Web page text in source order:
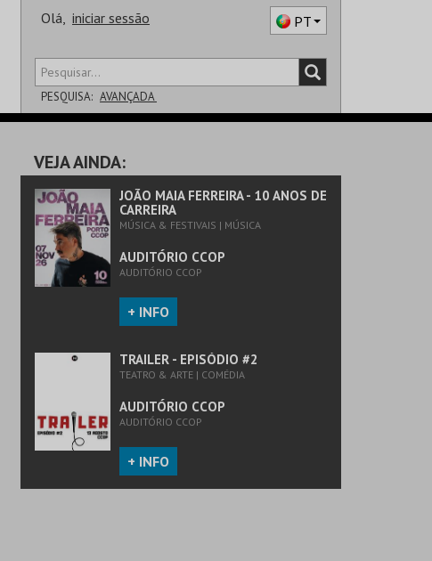
Olá, iniciar sessão PT
PESQUISA: AVANÇADA
SALA
VEJA AINDA:
JOÃO MAIA FERREIRA - 10 ANOS DE
CARREIRA
MÚSICA & FESTIVAIS | MÚSICA
AUDITÓRIO CCOP
AUDITÓRIO CCOP
+ INFO
TRAILER - EPISÓDIO #2
TEATRO & ARTE | COMÉDIA
AUDITÓRIO CCOP
AUDITÓRIO CCOP
+ INFO